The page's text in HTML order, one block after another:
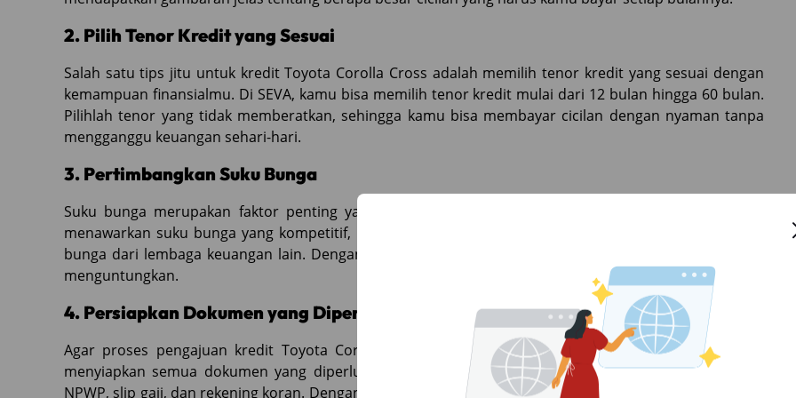
2. Pilih Tenor Kredit yang Sesuai
Salah satu tips jitu untuk kredit Toyota Corolla Cross adalah memilih tenor kredit yang sesuai dengan
kemampuan finansialmu. Di SEVA, kamu bisa memilih tenor kredit mulai dari 12 bulan hingga 60 bulan.
Pilihlah tenor yang tidak memberatkan, sehingga kamu bisa membayar cicilan dengan nyaman tanpa
mengganggu keuangan sehari-hari.
3. Pertimbangkan Suku Bunga
Suku bunga merupakan faktor penting yang harus kamu perhatikan saat mengajukan kredit. SEVA
menawarkan suku bunga yang kompetitif, namun tetap pastikan untuk membandingkan dengan suku
bunga dari lembaga keuangan lain. Dengan begitu, kamu bisa mendapatkan suku bunga terbaik yang
menguntungkan.
4. Persiapkan Dokumen yang Diperlukan
Agar proses pengajuan kredit Toyota Corolla Cross di SEVA berjalan lancar, pastikan kamu sudah
menyiapkan semua dokumen yang diperlukan. Biasanya, dokumen yang diperlukan antara lain KTP,
NPWP, slip gaji, dan rekening koran. Dengan menyiapkan dokumen-dokumen ini sebelumnya, kamu bisa